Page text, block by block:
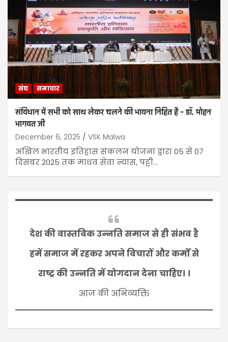
संघ समाचार
संविधान में सभी को साथ लेकर चलने की भावना निहित है – डॉ. मोहन
भागवत जी
December 6, 2025 VSK Malwa
अखिल भारतीय इतिहास संकलन योजना द्वारा 05 से 07
दिसंबर 2025 तक माधव सेवा न्यास, पट्टी…
देश की वास्तविक उन्नति समाज से ही संभव है
हमें समाज में रहकर अपने विचारों और कर्मों से
राष्ट्र की उन्नति में योगदान देना चाहिए। ।
आज की अभिव्यक्ति